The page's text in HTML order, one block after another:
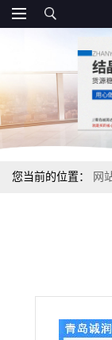
您当前的位置： 网